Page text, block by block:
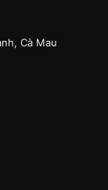
Cà Mau